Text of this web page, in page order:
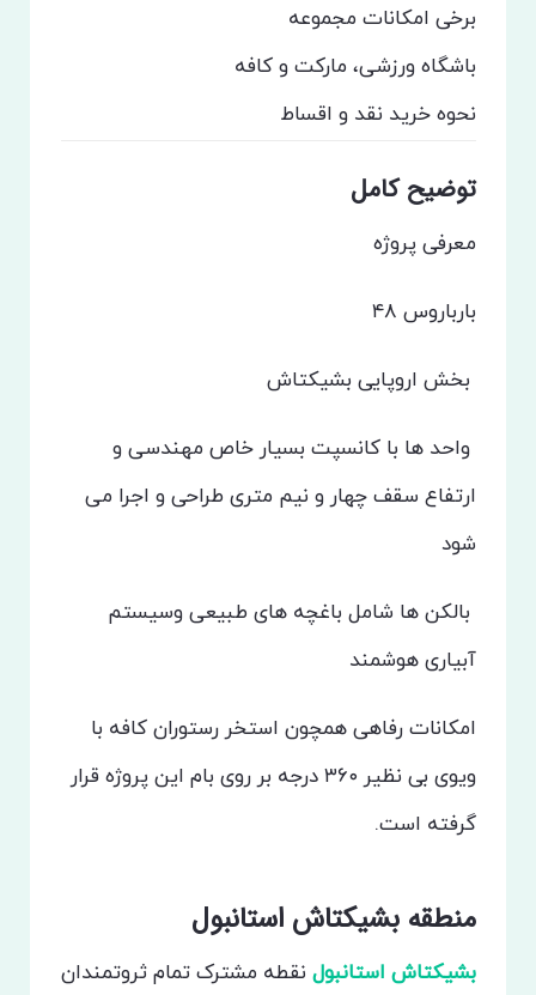
برخی امکانات مجموعه
باشگاه ورزشی، مارکت و کافه
نحوه خرید نقد و اقساط
توضیح کامل
معرفی پروژه
بارباروس ۴۸
بخش اروپایی بشیکتاش
واحد ها با کانسپت بسیار خاص مهندسی و
ارتفاع سقف چهار و نیم متری طراحی و اجرا می
شود
بالکن ها شامل باغچه های طبیعی وسیستم
آبیاری هوشمند
امکانات رفاهی همچون استخر رستوران کافه با
ویوی بی نظیر ۳۶۰ درجه بر روی بام این پروژه قرار
گرفته است.
منطقه بشیکتاش استانبول
بشیکتاش استانبول نقطه مشترک تمام ثروتمندان